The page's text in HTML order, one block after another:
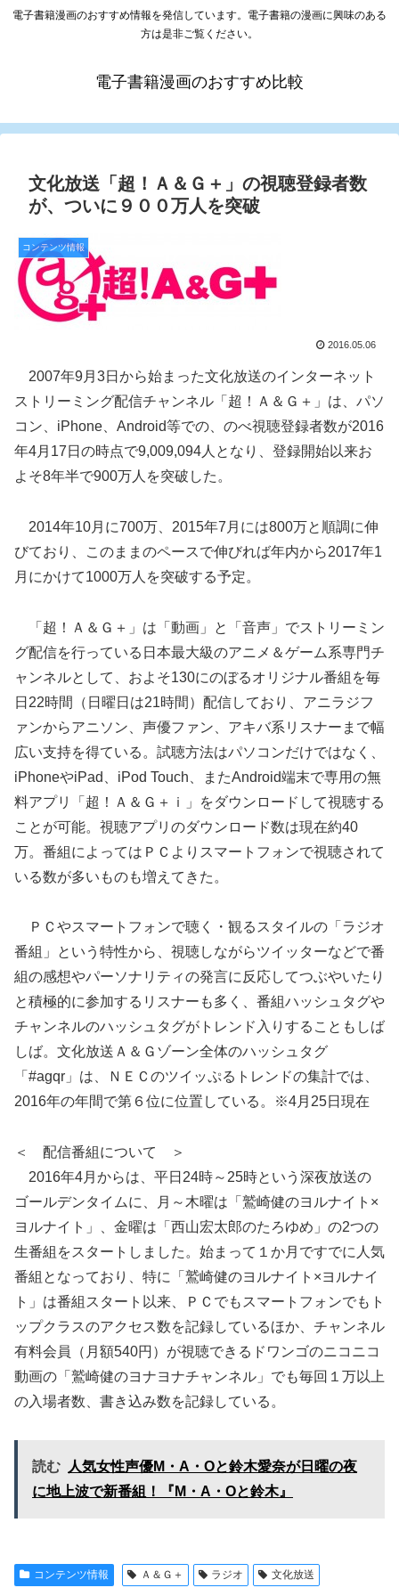
電子書籍漫画のおすすめ情報を発信しています。電子書籍の漫画に興味のある
方は是非ご覧ください。
電子書籍漫画のおすすめ比較
文化放送「超！Ａ＆Ｇ＋」の視聴登録者数
が、ついに９００万人を突破
コンテンツ情報
2016.05.06
2007年9月3日から始まった文化放送のインターネット
ストリーミング配信チャンネル「超！Ａ＆Ｇ＋」は、パソ
コン、iPhone、Android等での、のべ視聴登録者数が2016
年4月17日の時点で9,009,094人となり、登録開始以来お
よそ8年半で900万人を突破した。
2014年10月に700万、2015年7月には800万と順調に伸
びており、このままのペースで伸びれば年内から2017年1
月にかけて1000万人を突破する予定。
「超！Ａ＆Ｇ＋」は「動画」と「音声」でストリーミン
グ配信を行っている日本最大級のアニメ＆ゲーム系専門チ
ャンネルとして、およそ130にのぼるオリジナル番組を毎
日22時間（日曜日は21時間）配信しており、アニラジフ
ァンからアニソン、声優ファン、アキバ系リスナーまで幅
広い支持を得ている。試聴方法はパソコンだけではなく、
iPhoneやiPad、iPod Touch、またAndroid端末で専用の無
料アプリ「超！Ａ＆Ｇ＋ｉ」をダウンロードして視聴する
ことが可能。視聴アプリのダウンロード数は現在約40
万。番組によってはＰＣよりスマートフォンで視聴されて
いる数が多いものも増えてきた。
ＰＣやスマートフォンで聴く・観るスタイルの「ラジオ
番組」という特性から、視聴しながらツイッターなどで番
組の感想やパーソナリティの発言に反応してつぶやいたり
と積極的に参加するリスナーも多く、番組ハッシュタグや
チャンネルのハッシュタグがトレンド入りすることもしば
しば。文化放送Ａ＆Ｇゾーン全体のハッシュタグ
「#agqr」は、ＮＥＣのツイッぷるトレンドの集計では、
2016年の年間で第６位に位置している。※4月25日現在
＜ 配信番組について ＞
2016年4月からは、平日24時～25時という深夜放送の
ゴールデンタイムに、月～木曜は「鷲崎健のヨルナイト×
ヨルナイト」、金曜は「西山宏太郎のたろゆめ」の2つの
生番組をスタートしました。始まって１か月ですでに人気
番組となっており、特に「鷲崎健のヨルナイト×ヨルナイ
ト」は番組スタート以来、ＰＣでもスマートフォンでもト
ップクラスのアクセス数を記録しているほか、チャンネル
有料会員（月額540円）が視聴できるドワンゴのニコニコ
動画の「鷲崎健のヨナヨナチャンネル」でも毎回１万以上
の入場者数、書き込み数を記録している。
読む
人気女性声優M・A・Oと鈴木愛奈が日曜の夜
に地上波で新番組！『M・A・Oと鈴木』
コンテンツ情報 Ａ＆Ｇ＋ ラジオ 文化放送